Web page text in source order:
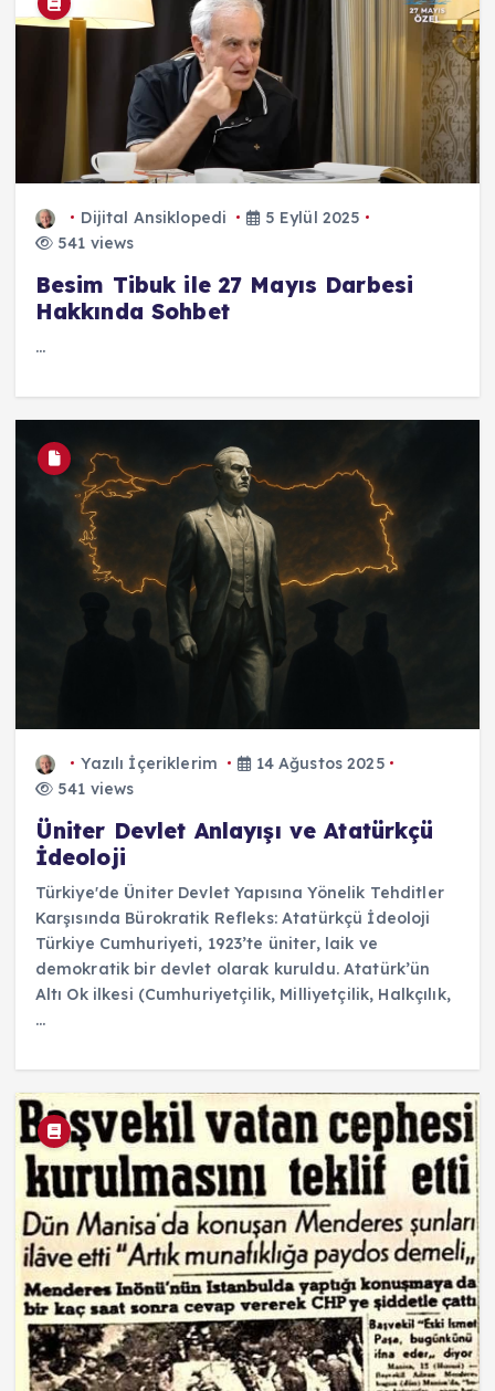
Dijital Ansiklopedi
5 Eylül 2025
541 views
Besim Tibuk ile 27 Mayıs Darbesi
Hakkında Sohbet
...
Yazılı İçeriklerim
14 Ağustos 2025
541 views
Üniter Devlet Anlayışı ve Atatürkçü
İdeoloji
Türkiye'de Üniter Devlet Yapısına Yönelik Tehditler
Karşısında Bürokratik Refleks: Atatürkçü İdeoloji
Türkiye Cumhuriyeti, 1923’te üniter, laik ve
demokratik bir devlet olarak kuruldu. Atatürk’ün
Altı Ok ilkesi (Cumhuriyetçilik, Milliyetçilik, Halkçılık,
...